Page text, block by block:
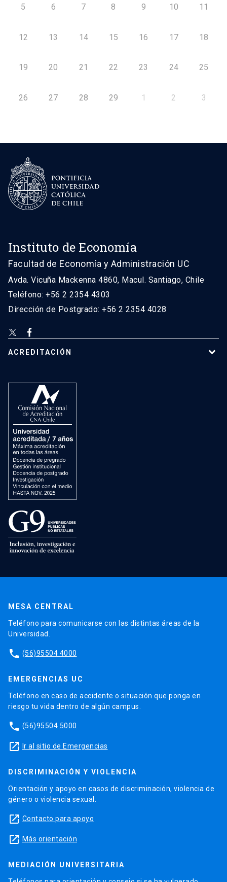
5 6 7 8 9 10 11
12 13 14 15 16 17 18
19 20 21 22 23 24 25
26 27 28 29 1 2 3
Instituto de Economía
Facultad de Economía y Administración UC
Avda. Vicuña Mackenna 4860, Macul. Santiago, Chile
Teléfono: +56 2 2354 4303
Dirección de Postgrado: +56 2 2354 4028
ACREDITACIÓN
MESA CENTRAL
Teléfono para comunicarse con las distintas áreas de la
Universidad.
phone (56)95504 4000
EMERGENCIAS UC
Teléfono en caso de accidente o situación que ponga en
riesgo tu vida dentro de algún campus.
phone (56)95504 5000
launch Ir al sitio de Emergencias
DISCRIMINACIÓN Y VIOLENCIA
Orientación y apoyo en casos de discriminación, violencia de
género o violencia sexual.
launch Contacto para apoyo
launch Más orientación
MEDIACIÓN UNIVERSITARIA